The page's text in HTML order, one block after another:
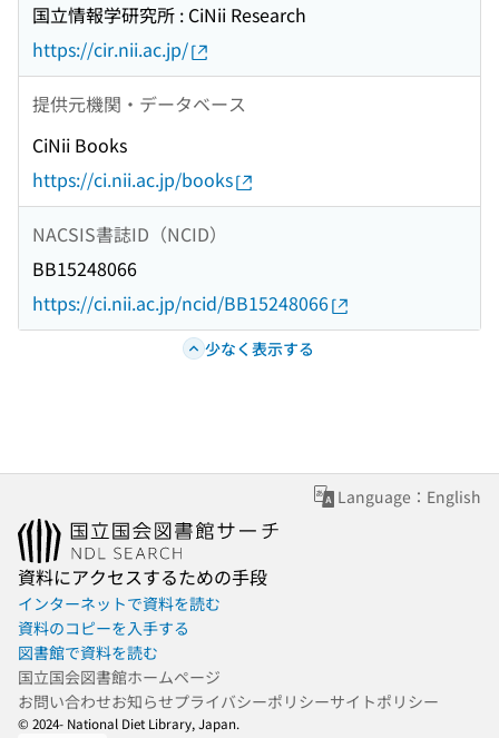
国立情報学研究所 : CiNii Research
https://cir.nii.ac.jp/
提供元機関・データベース
CiNii Books
https://ci.nii.ac.jp/books
NACSIS書誌ID（NCID）
BB15248066
https://ci.nii.ac.jp/ncid/BB15248066
少なく表示する
Language：English
資料にアクセスするための手段
インターネットで資料を読む
資料のコピーを入手する
図書館で資料を読む
国立国会図書館ホームページ
お問い合わせお知らせプライバシーポリシーサイトポリシー
© 2024- National Diet Library, Japan.